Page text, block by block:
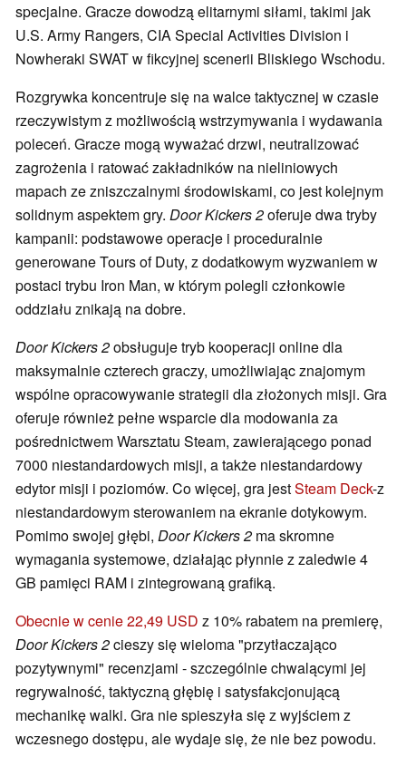
specjalne. Gracze dowodzą elitarnymi siłami, takimi jak
U.S. Army Rangers, CIA Special Activities Division i
Nowheraki SWAT w fikcyjnej scenerii Bliskiego Wschodu.
Rozgrywka koncentruje się na walce taktycznej w czasie
rzeczywistym z możliwością wstrzymywania i wydawania
poleceń. Gracze mogą wyważać drzwi, neutralizować
zagrożenia i ratować zakładników na nieliniowych
mapach ze zniszczalnymi środowiskami, co jest kolejnym
solidnym aspektem gry. Door Kickers 2oferuje dwa tryby
kampanii: podstawowe operacje i proceduralnie
generowane Tours of Duty, z dodatkowym wyzwaniem w
postaci trybu Iron Man, w którym polegli członkowie
oddziału znikają na dobre.
Door Kickers 2obsługuje tryb kooperacji online dla
maksymalnie czterech graczy, umożliwiając znajomym
wspólne opracowywanie strategii dla złożonych misji. Gra
oferuje również pełne wsparcie dla modowania za
pośrednictwem Warsztatu Steam, zawierającego ponad
7000 niestandardowych misji, a także niestandardowy
edytor misji i poziomów. Co więcej, gra jestSteam Deck-z
niestandardowym sterowaniem na ekranie dotykowym.
Pomimo swojej głębi, Door Kickers 2 ma skromne
wymagania systemowe, działając płynnie z zaledwie 4
GB pamięci RAM i zintegrowaną grafiką.
Obecnie w cenie 22,49 USD z 10% rabatem na premierę,
Door Kickers 2cieszy się wieloma "przytłaczająco
pozytywnymi" recenzjami - szczególnie chwalącymi jej
regrywalność, taktyczną głębię i satysfakcjonującą
mechanikę walki. Gra nie spieszyła się z wyjściem z
wczesnego dostępu, ale wydaje się, że nie bez powodu.